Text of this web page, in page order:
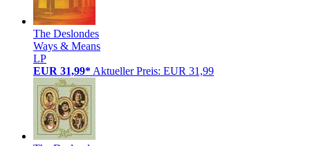
The Deslondes
Ways & Means
LP
EUR 31,99* Aktueller Preis: EUR 31,99